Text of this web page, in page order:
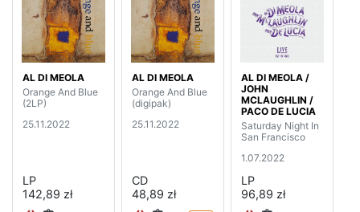
AL DI MEOLA
Orange And Blue
(2LP)
25.11.2022
LP
142,89 zł
AL DI MEOLA
Orange And Blue
(digipak)
25.11.2022
CD
48,89 zł
AL DI MEOLA /
JOHN
MCLAUGHLIN /
PACO DE LUCIA
Saturday Night In
San Francisco
1.07.2022
LP
96,89 zł